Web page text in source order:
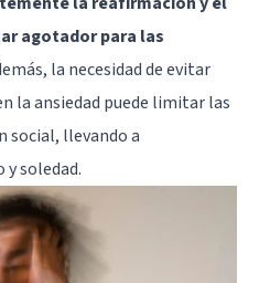
agotador para las
la necesidad de evitar
la ansiedad puede limitar las
social, llevando a
soledad.